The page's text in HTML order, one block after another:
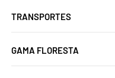
TRANSPORTES
GAMA FLORESTA